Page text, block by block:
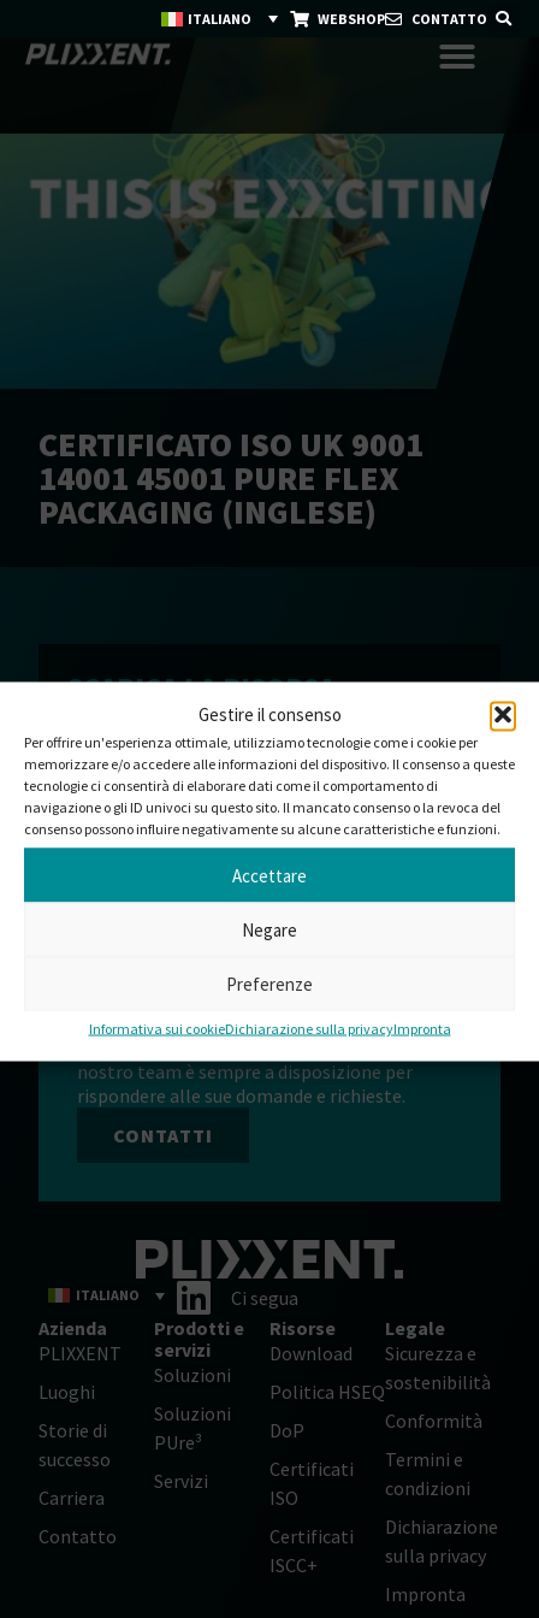
Gestire il consenso
Per offrire un'esperienza ottimale, utilizziamo tecnologie come i cookie per
memorizzare e/o accedere alle informazioni del dispositivo. Il consenso a queste
tecnologie ci consentirà di elaborare dati come il comportamento di
navigazione o gli ID univoci su questo sito. Il mancato consenso o la revoca del
consenso possono influire negativamente su alcune caratteristiche e funzioni.
Accettare
Negare
Preferenze
Informativa sui cookieDichiarazione sulla privacyImpronta
ITALIANO WEBSHOP CONTATTO
CERTIFICATO ISO UK 9001
14001 45001 PURE FLEX
PACKAGING (INGLESE)
SCARICA LA RISORSA
Grazie per il suo interesse per Certificato ISO UK
9001 14001 45001 Pure Flex Packaging (inglese).
Se il download non è ancora iniziato, clicchi su
download.
SCARICARE
Offriamo soluzioni standard o prodotti
nostro team è sempre a disposizione per
rispondere alle sue domande e richieste.
CONTATTI
ITALIANO
Ci segua
Azienda
PLIXXENT
Luoghi
Storie di
successo
Carriera
Contatto
Prodotti e
servizi
Soluzioni
Soluzioni
PUre³
Servizi
Risorse
Download
Politica HSEQ
DoP
Certificati
ISO
Certificati
ISCC+
Legale
Sicurezza e
sostenibilità
Conformità
Termini e
condizioni
Dichiarazione
sulla privacy
Impronta